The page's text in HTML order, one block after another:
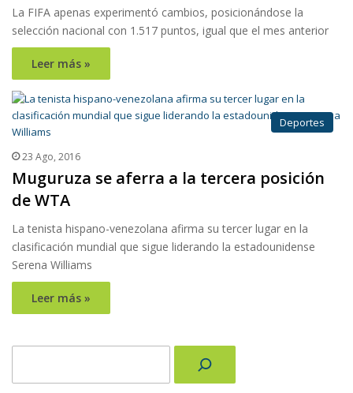
La FIFA apenas experimentó cambios, posicionándose la
selección nacional con 1.517 puntos, igual que el mes anterior
Leer más »
Deportes
23 Ago, 2016
Muguruza se aferra a la tercera posición
de WTA
La tenista hispano-venezolana afirma su tercer lugar en la
clasificación mundial que sigue liderando la estadounidense
Serena Williams
Leer más »